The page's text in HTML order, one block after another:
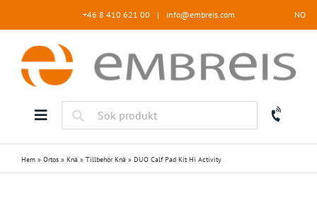
+46 8 410 621 00 | info@embreis.com NO
Hem » Ortos » Knä » Tillbehör Knä » DUO Calf Pad Kit Hi Activity